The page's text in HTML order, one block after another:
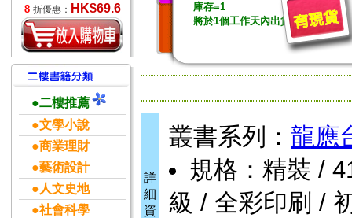
8 折優惠： HK$69.6
●二樓推薦
●文學小說
●商業理財
●藝術設計
●人文史地
●社會科學
庫存=1
將於1個工作天內出貨
詳
細
資
叢書系列： 龍應
規格：精裝 /
級 / 全彩印刷 /